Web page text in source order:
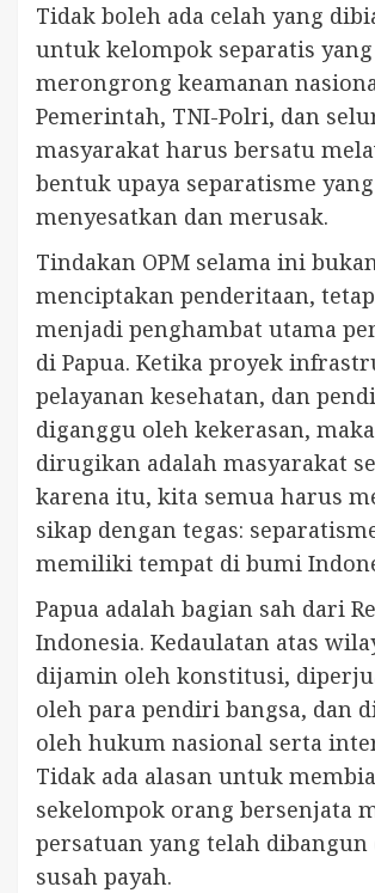
Tidak boleh ada celah yang
untuk kelompok separatis
merongrong keamanan
Pemerintah, TNI-Polri, dan
masyarakat harus bersatu
bentuk upaya separatisme yang
menyesatkan dan merusak.
Tindakan OPM selama ini
menciptakan penderitaan,
menjadi penghambat utama
di Papua. Ketika proyek
pelayanan kesehatan, dan
diganggu oleh kekerasan,
dirugikan adalah masyarakat
karena itu, kita semua harus
sikap dengan tegas:
memiliki tempat di bumi
Papua adalah bagian sah dari
Indonesia. Kedaulatan atas
dijamin oleh konstitusi,
oleh para pendiri bangsa, dan
oleh hukum nasional serta
Tidak ada alasan untuk
sekelompok orang bersenjata
persatuan yang telah dibangun
susah payah.